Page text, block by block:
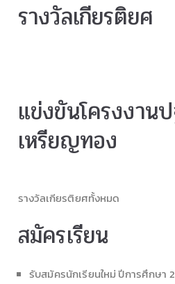
รางวัลเกียรติยศ
แข่งขันโครงงาน
เหรียญทอง
รางวัลเกียรติยศทั้งหมด
สมัครเรียน
รับสมัครนักเรียนใหม่ ปีการศึกษา